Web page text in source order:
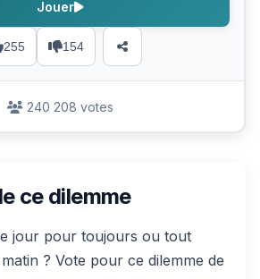
255 154
Jouer
240 208 votes
ce dilemme
jour pour toujours ou tout
? Vote pour ce dilemme de